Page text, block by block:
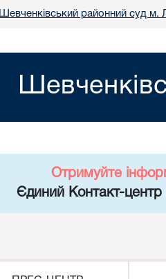
Шевченківський районний суд м.
Отримуйте
Єдиний Контакт-центр